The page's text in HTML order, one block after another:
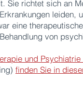
Sie richtet sich an
leiden,
eine
von
und
finden Sie in